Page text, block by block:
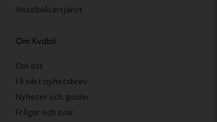
Visselblåsartjänst
Om Kvdbil
Om oss
Få vårt nyhetsbrev
Nyheter och guider
Frågor och svar